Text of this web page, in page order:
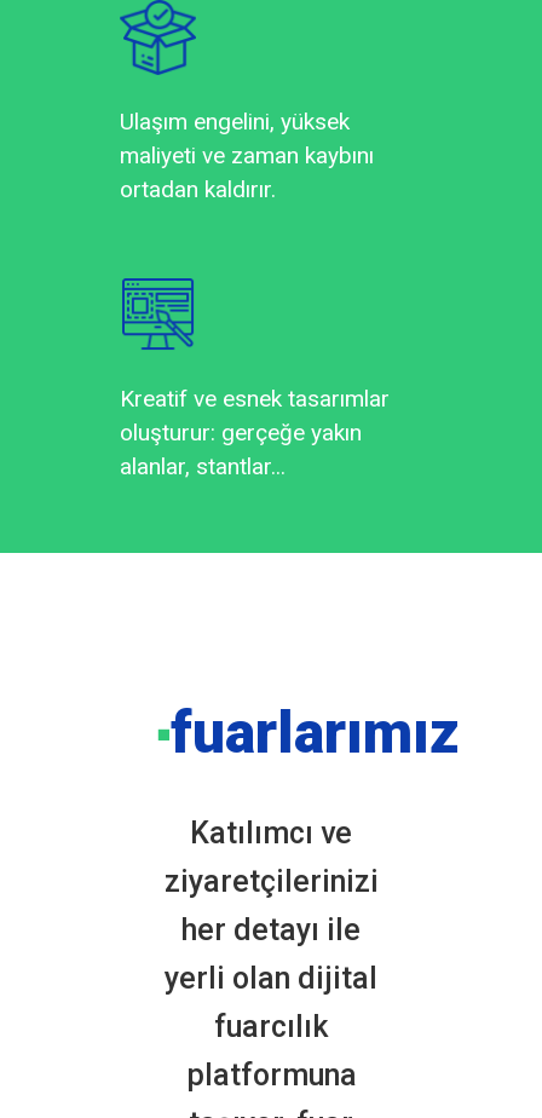
Ulaşım engelini, yüksek
maliyeti ve zaman kaybını
ortadan kaldırır.
Kreatif ve esnek tasarımlar
oluşturur: gerçeğe yakın
alanlar, stantlar...
■fuarlarımız
Katılımcı ve
ziyaretçilerinizi
her detayı ile
yerli olan dijital
fuarcılık
platformuna